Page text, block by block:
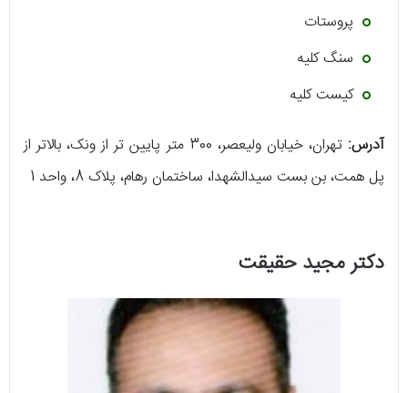
پروستات
سنگ کلیه
کیست کلیه
آدرس:
تهران، خیابان ولیعصر، 300 متر پایین تر از ونک، بالاتر از
پل همت، بن بست سیدالشهدا، ساختمان رهام، پلاک 8، واحد 1
دکتر مجید حقیقت